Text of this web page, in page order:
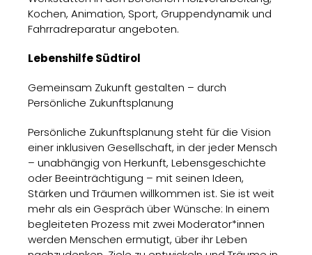
Kochen, Animation, Sport, Gruppendynamik und
Fahrradreparatur angeboten.
Lebenshilfe Südtirol
Gemeinsam Zukunft gestalten – durch
Persönliche Zukunftsplanung
Persönliche Zukunftsplanung steht für die Vision
einer inklusiven Gesellschaft, in der jeder Mensch
– unabhängig von Herkunft, Lebensgeschichte
oder Beeinträchtigung – mit seinen Ideen,
Stärken und Träumen willkommen ist. Sie ist weit
mehr als ein Gespräch über Wünsche: In einem
begleiteten Prozess mit zwei Moderator*innen
werden Menschen ermutigt, über ihr Leben